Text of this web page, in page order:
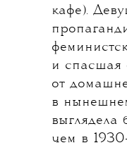
кафе).
и спасшая
от
в
выглядела
чем в